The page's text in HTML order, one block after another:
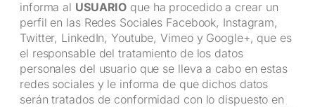
informa al USUARIO que ha procedido a crear un
perfil en las Redes Sociales Facebook, Instagram,
Twitter, LinkedIn, Youtube, Vimeo y Google+, que es
el responsable del tratamiento de los datos
personales del usuario que se lleva a cabo en estas
redes sociales y le informa de que dichos datos
serán tratados de conformidad con lo dispuesto en